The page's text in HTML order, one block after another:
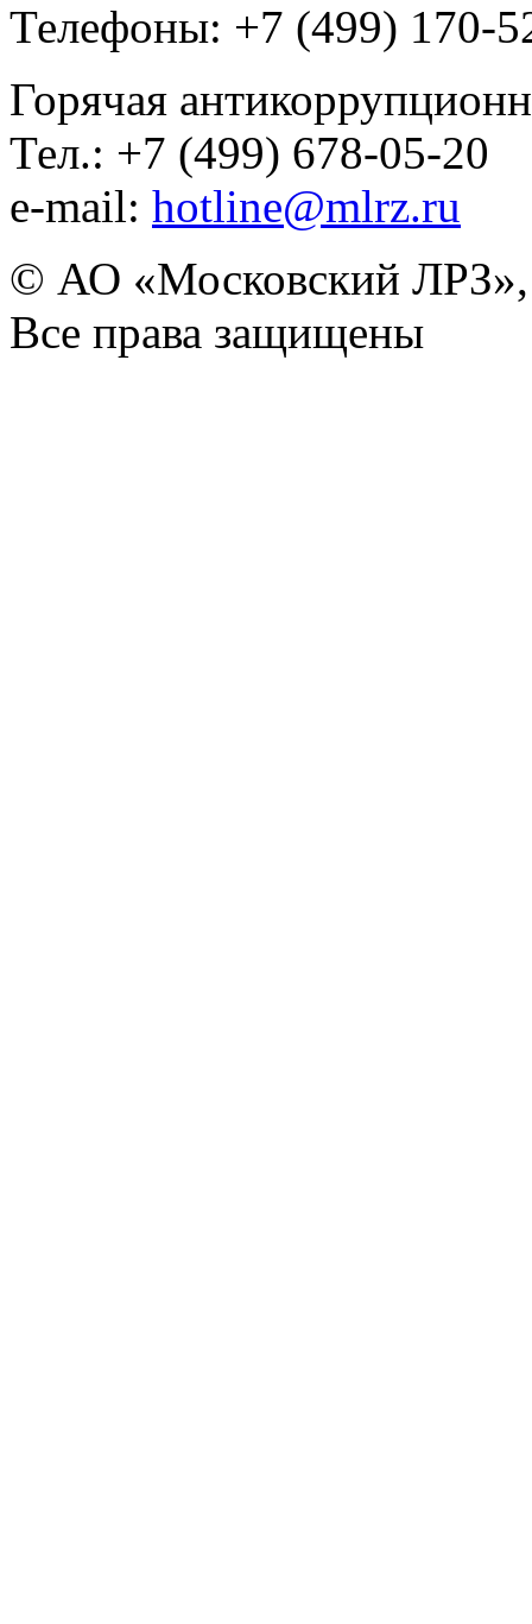
Телефоны: +7 (499) 170-
Горячая
Тел.: +7 (499) 678-05-20
e-mail: hotline@mlrz.ru
© АО «Московский
Все права защищены